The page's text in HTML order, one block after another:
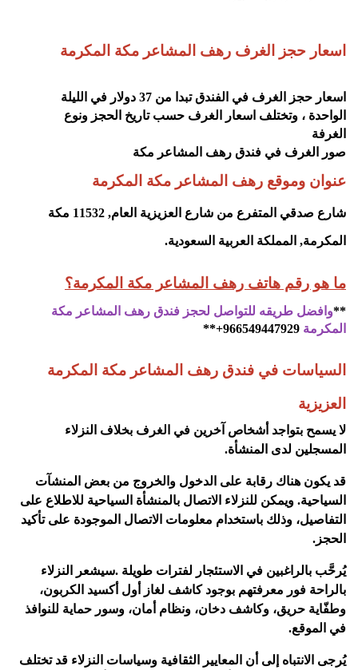
اسعار حجز الغرف رهف المشاعر مكة المكرمة
اسعار حجز الغرف في الفندق تبدا من 37 دولار في الليلة
الواحدة ، وتختلف اسعار الغرف حسب تاريخ الحجز ونوع
الغرفة
صور الغرف في فندق رهف المشاعر مكة
عنوان وموقع رهف المشاعر مكة المكرمة
شارع صدقي المتفرع من شارع العزيزية العام, 11532 مكة
المكرمة, المملكة العربية السعودية.
ما هو رقم هاتف رهف المشاعر مكة المكرمة؟
**وافضل طريقه للتواصل لحجز فندق رهف المشاعر مكة
المكرمة
السياسات في فندق رهف المشاعر مكة المكرمة
العزيزية
لا يسمح بتواجد أشخاص آخرين في الغرف بخلاف النزلاء
المسجلين لدى المنشأة.
قد يكون هناك رقابة على الدخول والخروج من بعض المنشآت
السياحية. ويمكن للنزلاء الاتصال بالمنشأة السياحية للاطلاع على
التفاصيل، وذلك باستخدام معلومات الاتصال الموجودة على تأكيد
الحجز .
يُرحَّب بالراغبين في الاستئجار لفترات طويلة .سيشعر النزلاء
بالراحة فور معرفتهم بوجود كاشف لغاز أول أكسيد الكربون،
وطفّاية حريق، وكاشف دخان، ونظام أمان، وسور حماية للنوافذ
في الموقع.
يُرجى الانتباه إلى أن المعايير الثقافية وسياسات النزلاء قد تختلف